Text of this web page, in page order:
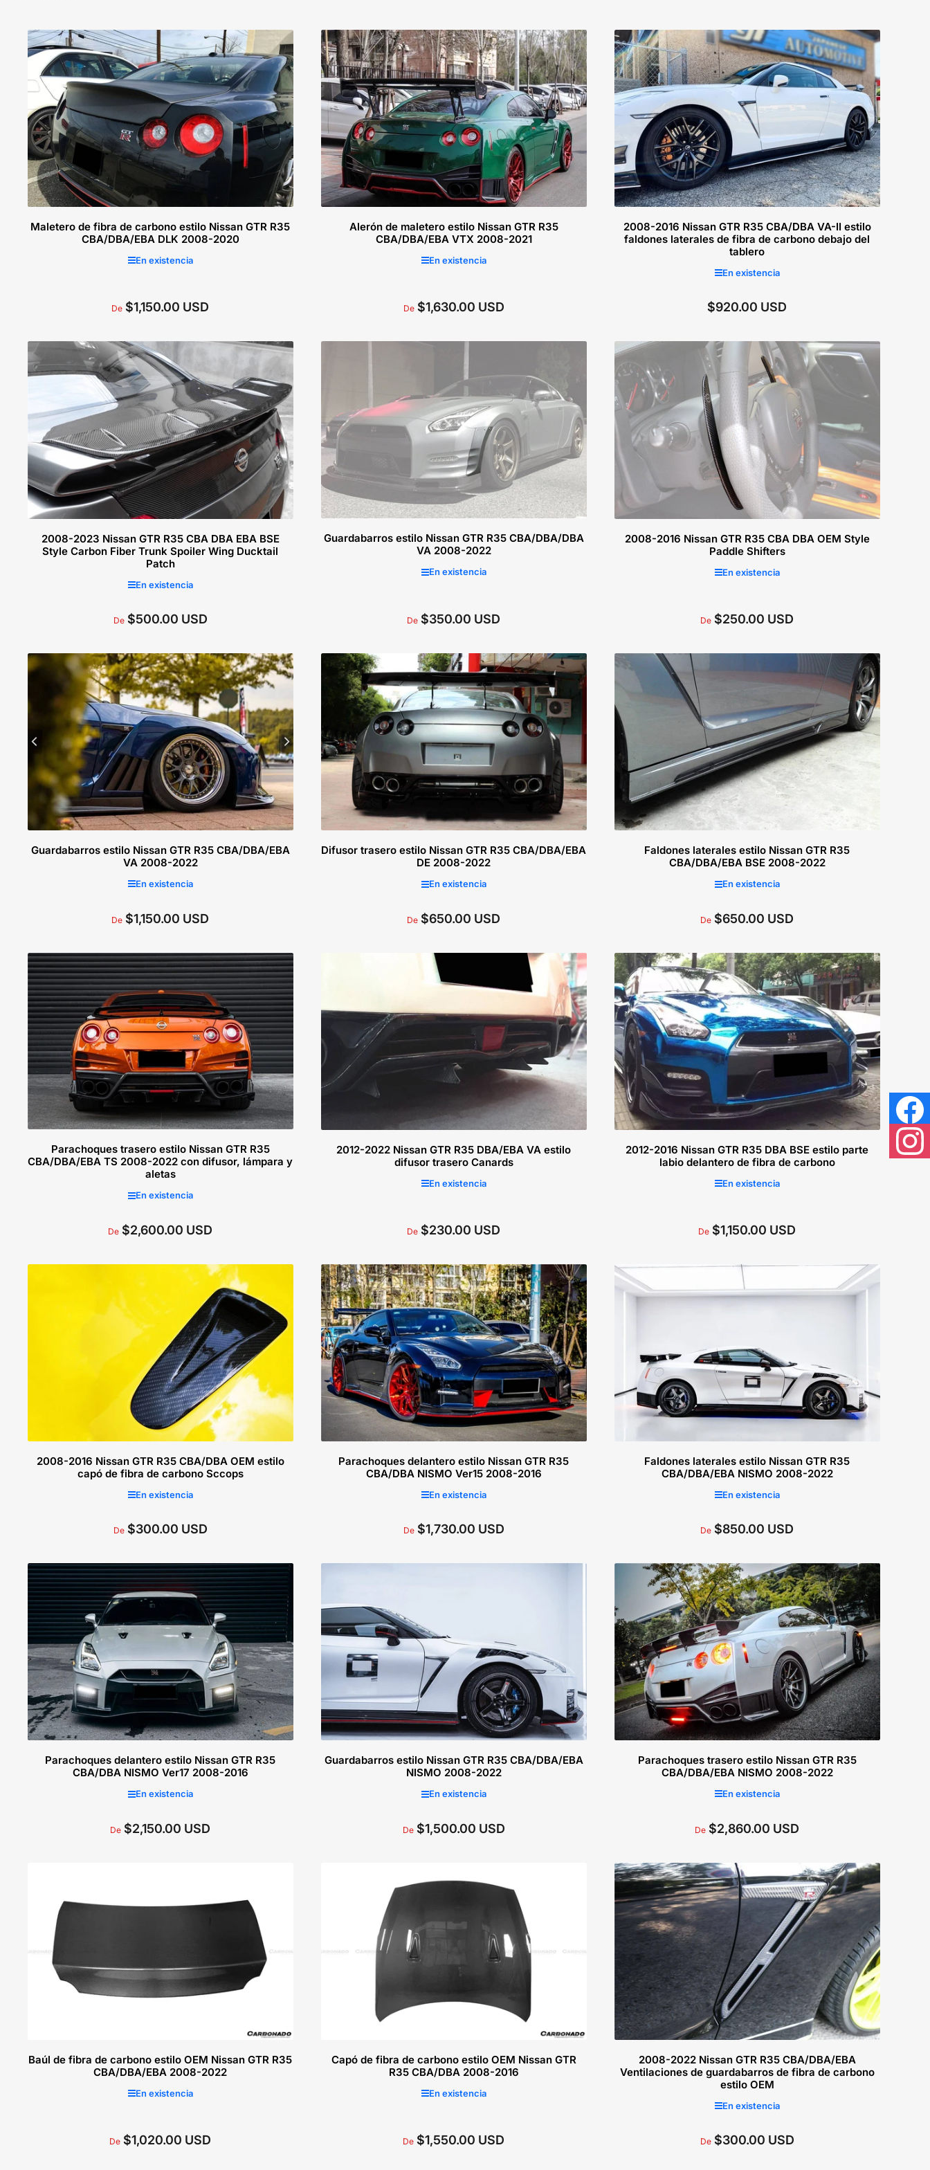
Maletero de fibra de carbono estilo Nissan GTR R35
CBA/DBA/EBA DLK 2008-2020
En existencia
Precio
De $1,150.00 USD
Seleccionar opciones
Alerón de maletero estilo Nissan GTR R35
CBA/DBA/EBA VTX 2008-2021
En existencia
Precio
De$1,630.00 USD
Seleccionar opciones
2008-2016 Nissan GTR R35 CBA/DBA VA-II estilo
faldones laterales de fibra de carbono debajo del
tablero
En existencia
Precio
$920.00 USD
Añadir a la cesta
2008-2023 Nissan GTR R35 CBA DBA EBA BSE
Style Carbon Fiber Trunk Spoiler Wing Ducktail
Patch
En existencia
Precio
De$500.00 USD
Seleccionar opciones
Guardabarros estilo Nissan GTR R35 CBA/DBA/DBA
VA 2008-2022
En existencia
Precio
De $350.00 USD
Seleccionar opciones
2008-2016 Nissan GTR R35 CBA DBA OEM Style
Paddle Shifters
En existencia
Precio
De $250.00 USD
Seleccionar opciones
Guardabarros estilo Nissan GTR R35 CBA/DBA/EBA
VA 2008-2022
En existencia
Precio
De $1,150.00 USD
Seleccionar opciones
Difusor trasero estilo Nissan GTR R35 CBA/DBA/EBA
DE 2008-2022
En existencia
Precio
De $650.00 USD
Seleccionar opciones
Faldones laterales estilo Nissan GTR R35
CBA/DBA/EBA BSE 2008-2022
En existencia
Precio
De $650.00 USD
Seleccionar opciones
Parachoques trasero estilo Nissan GTR R35
CBA/DBA/EBA TS 2008-2022 con difusor, lámpara y
aletas
En existencia
Precio
De $2,600.00 USD
Seleccionar opciones
2012-2022 Nissan GTR R35 DBA/EBA VA estilo
difusor trasero Canards
En existencia
Precio
De $230.00 USD
Seleccionar opciones
2012-2016 Nissan GTR R35 DBA BSE estilo parte
labio delantero de fibra de carbono
En existencia
Precio
De $1,150.00 USD
Seleccionar opciones
2008-2016 Nissan GTR R35 CBA/DBA OEM estilo
capó de fibra de carbono Sccops
En existencia
Precio
De$300.00 USD
Seleccionar opciones
Parachoques delantero estilo Nissan GTR R35
CBA/DBA NISMO Ver15 2008-2016
En existencia
Precio
De$1,730.00 USD
Seleccionar opciones
Faldones laterales estilo Nissan GTR R35
CBA/DBA/EBA NISMO 2008-2022
En existencia
Precio
De $850.00 USD
Seleccionar opciones
Parachoques delantero estilo Nissan GTR R35
CBA/DBA NISMO Ver17 2008-2016
En existencia
Precio
De $2,150.00 USD
Guardabarros estilo Nissan GTR R35 CBA/DBA/EBA
NISMO 2008-2022
En existencia
Precio
De$1,500.00 USD
Parachoques trasero estilo Nissan GTR R35
CBA/DBA/EBA NISMO 2008-2022
En existencia
Precio
De $2,860.00 USD
Seleccionar opciones
Baúl de fibra de carbono estilo OEM Nissan GTR R35
CBA/DBA/EBA 2008-2022
En existencia
Precio
De $1,020.00 USD
Capó de fibra de carbono estilo OEM Nissan GTR
R35 CBA/DBA 2008-2016
En existencia
Precio
De $1,550.00 USD
2008-2022 Nissan GTR R35 CBA/DBA/EBA
Ventilaciones de guardabarros de fibra de carbono
estilo OEM
En existencia
Precio
De$300.00 USD
Facebook
Instagram